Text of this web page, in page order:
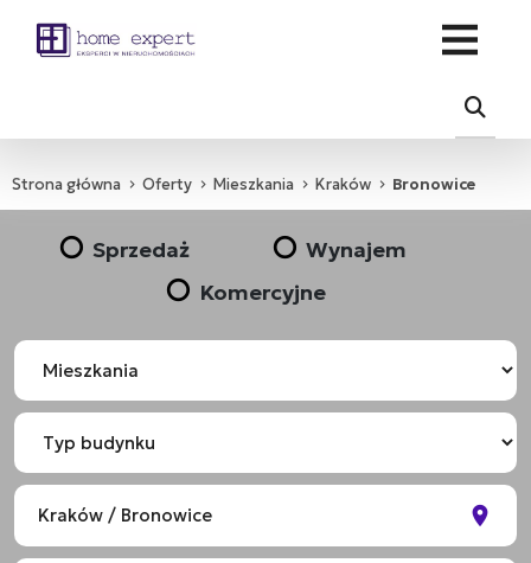
Strona główna Oferty Mieszkania Kraków Bronowice
Sprzedaż
Wynajem
Komercyjne